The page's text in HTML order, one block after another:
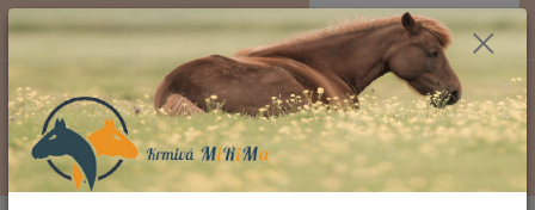
Menu
0ks
za0 €